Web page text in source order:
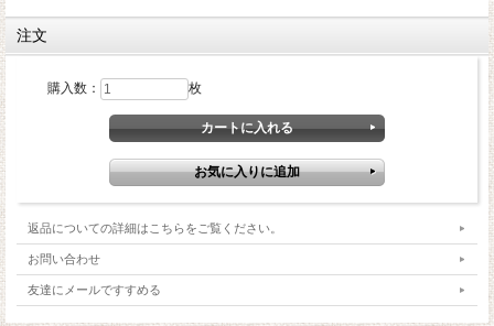
注文
購入数： 枚
返品についての詳細はこちらをご覧ください。
お問い合わせ
友達にメールですすめる